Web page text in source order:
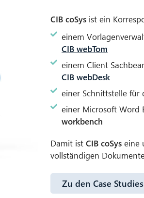
CIB coSys ist ein
einem
CIB webTom
einem Client
CIB webDesk
einer Schnittstelle für
einer Microsoft Word
workbench
Damit istCIB coSys eine
vollständigen
Zu den Case Studies